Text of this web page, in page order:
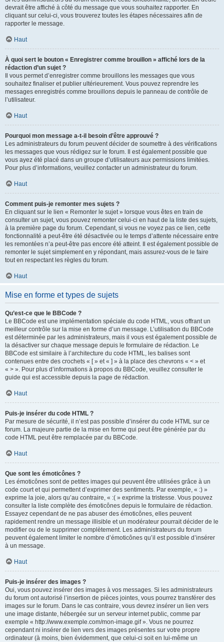
devrait être affiché à côté du message que vous souhaitez rapporter. En
cliquant sur celui-ci, vous trouverez toutes les étapes nécessaires afin de
rapporter le message.
Haut
À quoi sert le bouton « Enregistrer comme brouillon » affiché lors de la
rédaction d’un sujet ?
Il vous permet d’enregistrer comme brouillons les messages que vous
souhaitez finaliser et publier ultérieurement. Vous pouvez reprendre les
messages enregistrés comme brouillons depuis le panneau de contrôle de
l’utilisateur.
Haut
Pourquoi mon message a-t-il besoin d’être approuvé ?
Les administrateurs du forum peuvent décider de soumettre à des vérifications
les messages que vous rédigez sur le forum. Il est également possible que
vous ayez été placé dans un groupe d’utilisateurs aux permissions limitées.
Pour plus d’informations, veuillez contacter un administrateur du forum.
Haut
Comment puis-je remonter mes sujets ?
En cliquant sur le lien « Remonter le sujet » lorsque vous êtes en train de
consulter un sujet, vous pouvez remonter celui-ci en haut de la liste des sujets,
à la première page du forum. Cependant, si vous ne voyez pas ce lien, cette
fonctionnalité a peut-être été désactivée ou le temps d’attente nécessaire entre
les remontées n’a peut-être pas encore été atteint. Il est également possible de
remonter le sujet simplement en y répondant, mais assurez-vous de le faire
tout en respectant les règles du forum.
Haut
Mise en forme et types de sujets
Qu’est-ce que le BBCode ?
Le BBCode est une implémentation spéciale du code HTML, vous offrant un
meilleur contrôle sur la mise en forme d’un message. L’utilisation du BBCode
est déterminée par les administrateurs, mais il vous est également possible de
la désactiver sur chaque message depuis le formulaire de rédaction. Le
BBCode est similaire à l’architecture du code HTML, les balises sont
contenues entre des crochets « [ » et « ] » à la place des chevrons « < » et
« > ». Pour plus d’informations à propos du BBCode, veuillez consulter le
guide qui est accessible depuis la page de rédaction.
Haut
Puis-je insérer du code HTML ?
Par mesure de sécurité, il n’est pas possible d’insérer du code HTML sur ce
forum. La majeure partie de la mise en forme qui peut être générée par du
code HTML peut être remplacée par du BBCode.
Haut
Que sont les émoticônes ?
Les émoticônes sont de petites images qui peuvent être utilisées grâce à un
code court et qui permettent d’exprimer des sentiments. Par exemple, « :) »
exprime la joie, alors qu’au contraire, « :( » exprime la tristesse. Vous pouvez
consulter la liste complète des émoticônes depuis le formulaire de rédaction.
Essayez cependant de ne pas abuser des émoticônes, elles peuvent
rapidement rendre un message illisible et un modérateur pourrait décider de le
modifier ou de le supprimer complètement. Les administrateurs du forum
peuvent également limiter le nombre d’émoticônes qu’il est possible d’insérer
à un message.
Haut
Puis-je insérer des images ?
Oui, vous pouvez insérer des images à vos messages. Si les administrateurs
du forum ont autorisé l’insertion de pièces jointes, vous pourrez transférer des
images sur le forum. Dans le cas contraire, vous devrez insérer un lien vers
une image distante, hébergée sur un serveur internet public, comme par
exemple « http://www.exemple.com/mon-image.gif ». Vous ne pourrez
cependant ni insérer de lien vers des images présentes sur votre propre
ordinateur (à moins, bien évidemment, que celui-ci soit en lui-même un